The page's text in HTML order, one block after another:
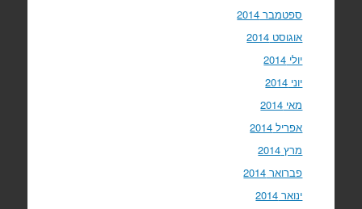
ספטמבר 2014
אוגוסט 2014
יולי 2014
יוני 2014
מאי 2014
אפריל 2014
מרץ 2014
פברואר 2014
ינואר 2014